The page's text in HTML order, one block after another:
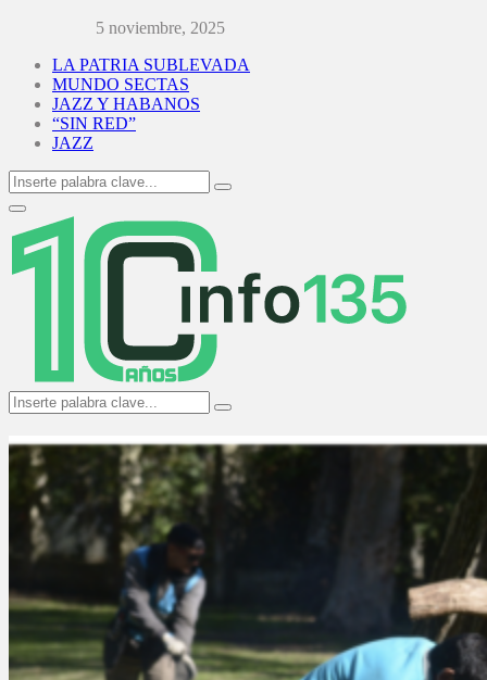
5 noviembre, 2025
LA PATRIA SUBLEVADA
MUNDO SECTAS
JAZZ Y HABANOS
“SIN RED”
JAZZ
Search
for:
Search
Primary
Menu
Search
for:
Search